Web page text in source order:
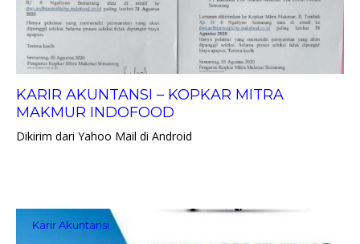
KARIR AKUNTANSI – KOPKAR MITRA
MAKMUR INDOFOOD
Dikirim dari Yahoo Mail di Android
Karir Akuntansi